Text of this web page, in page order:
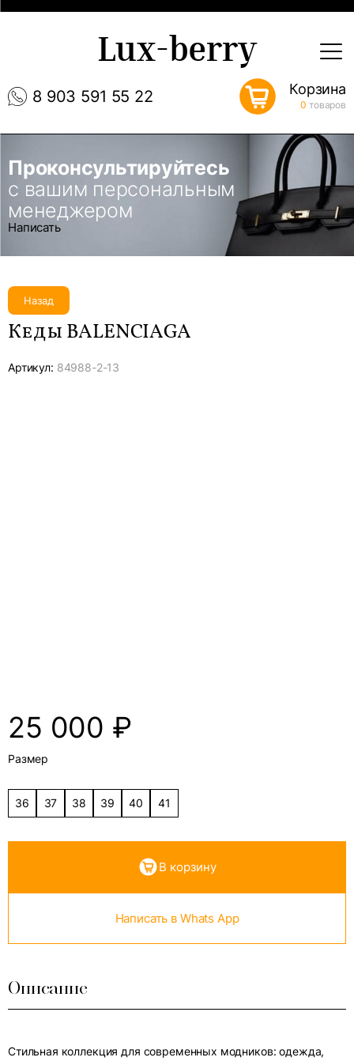
8 903 591 55 22
Lux-berry
Корзина
0 товаров
Проконсультируйтесь
с вашим персональным
менеджером
Написать
Назад
Кеды BALENCIAGA
Артикул: 84988-2-13
25 000 ₽
Размер
36 37 38 39 40 41
В корзину
Написать в Whats App
Описание
Стильная коллекция для современных модников: одежда,